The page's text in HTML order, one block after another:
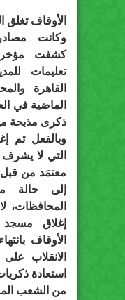
الأوقاف تغلق
وكانت
كشفت
تعليمات
القاهرة
الماضية في
ذكرى مذبحة
وبالفعل تم
التي لا يشرف
معتمَد من قبل
إلى حالة
المحافظات،
إغلاق مسجد
الأوقاف
الانقلاب
استعادة
من الشعب